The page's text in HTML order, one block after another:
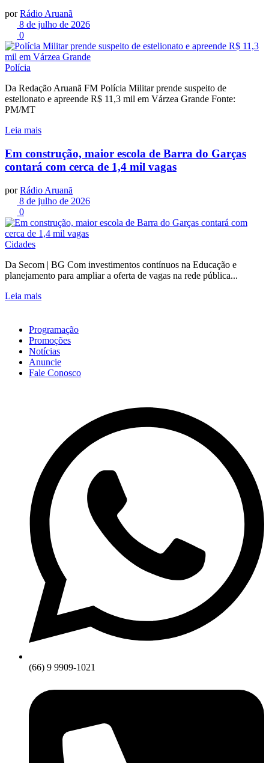
por Rádio Aruanã
8 de julho de 2026
0
Polícia
Da Redação Aruanã FM Polícia Militar prende suspeito de
estelionato e apreende R$ 11,3 mil em Várzea Grande Fonte:
PM/MT
Leia mais
Em construção, maior escola de Barra do Garças
contará com cerca de 1,4 mil vagas
por Rádio Aruanã
8 de julho de 2026
0
Cidades
Da Secom | BG Com investimentos contínuos na Educação e
planejamento para ampliar a oferta de vagas na rede pública...
Leia mais
Programação
Promoções
Notícias
Anuncie
Fale Conosco
(66) 9 9909-1021